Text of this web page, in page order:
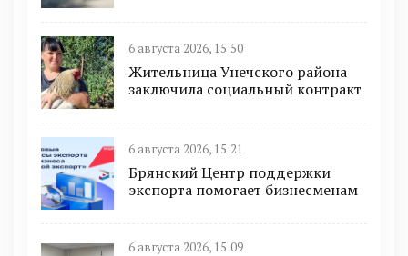
6 августа 2026, 15:50
Жительница Унечского района
заключила социальный контракт
6 августа 2026, 15:21
Брянский Центр поддержки
экспорта помогает бизнесменам
6 августа 2026, 15:09